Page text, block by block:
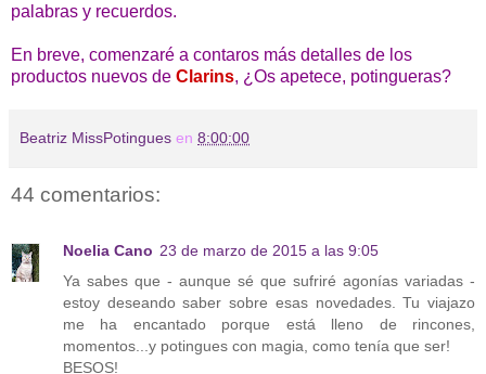
palabras y recuerdos.
En breve, comenzaré a contaros más detalles de los
productos nuevos de Clarins, ¿Os apetece, potingueras?
Beatriz MissPotingues en 8:00:00
44 comentarios:
Noelia Cano 23 de marzo de 2015 a las 9:05
Ya sabes que - aunque sé que sufriré agonías variadas -
estoy deseando saber sobre esas novedades. Tu viajazo
me ha encantado porque está lleno de rincones,
momentos...y potingues con magia, como tenía que ser!
BESOS!